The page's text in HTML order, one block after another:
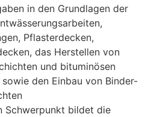
in den Grundlagen der
Pflasterdecken,
das Herstellen von
und bituminösen
den Einbau von Binder-
Schwerpunkt bildet die